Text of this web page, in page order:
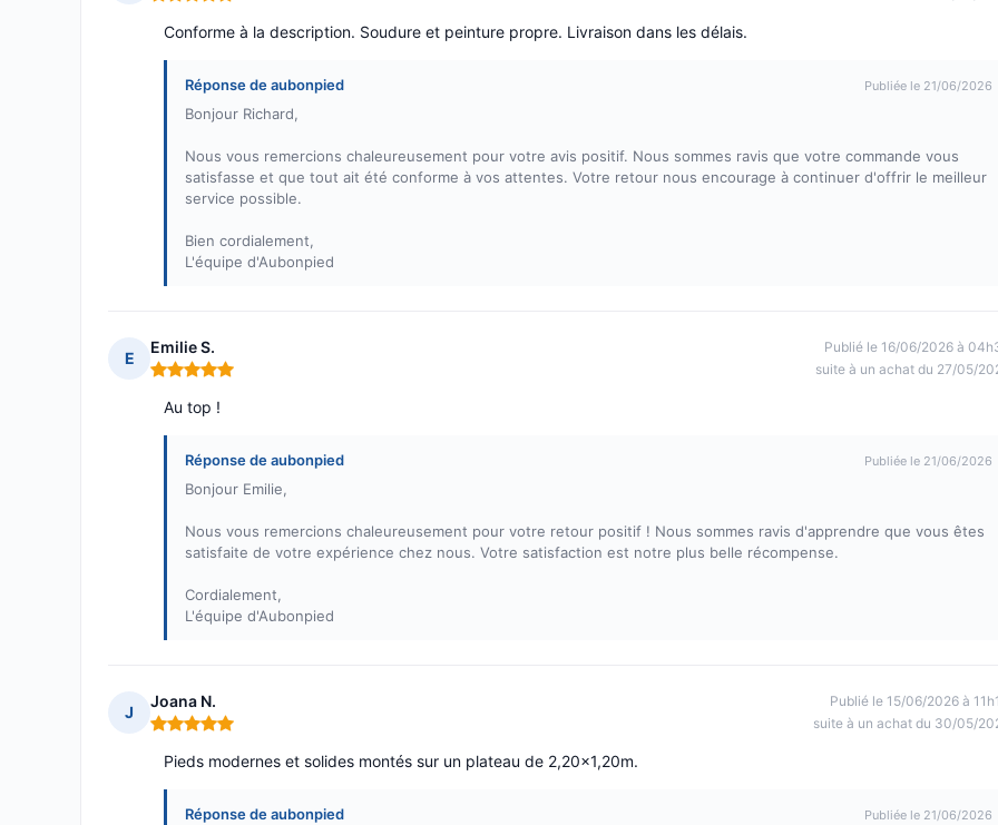
Conforme à la description. Soudure et peinture propre. Livraison dans les délais.
Réponse de aubonpied Publiée le 21/06/2026
Bonjour Richard,
Nous vous remercions chaleureusement pour votre avis positif. Nous sommes ravis que votre commande vous
satisfasse et que tout ait été conforme à vos attentes. Votre retour nous encourage à continuer d'offrir le meilleur
service possible.
Bien cordialement,
L'équipe d'Aubonpied
E
Emilie S.
Note : 5 sur 5
Publié le 16/06/2026 à
suite à un achat du 27/05/
Au top !
Réponse de aubonpied Publiée le 21/06/2026
Bonjour Emilie,
Nous vous remercions chaleureusement pour votre retour positif ! Nous sommes ravis d'apprendre que vous êtes
satisfaite de votre expérience chez nous. Votre satisfaction est notre plus belle récompense.
Cordialement,
L'équipe d'Aubonpied
J
Joana N.
Note : 5 sur 5
Publié le 15/06/2026 à
suite à un achat du 30/05/
Pieds modernes et solides montés sur un plateau de 2,20x1,20m.
Réponse de aubonpied Publiée le 21/06/2026